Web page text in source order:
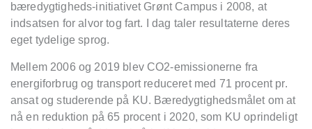
bæredygtigheds-initiativet Grønt Campus i 2008, at
indsatsen for alvor tog fart. I dag taler resultaterne deres
eget tydelige sprog.
Mellem 2006 og 2019 blev CO2-emissionerne fra
energiforbrug og transport reduceret med 71 procent pr.
ansat og studerende på KU. Bæredygtighedsmålet om at
nå en reduktion på 65 procent i 2020, som KU oprindeligt